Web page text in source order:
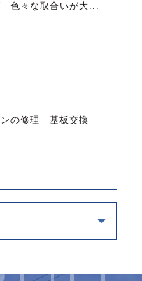
色々な取合いが大...
ンの修理 基板交換